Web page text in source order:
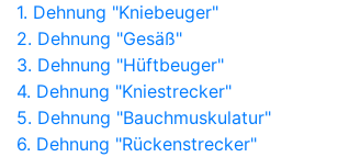
1. Dehnung "Kniebeuger"
2. Dehnung "Gesäß"
3. Dehnung "Hüftbeuger"
4. Dehnung "Kniestrecker"
5. Dehnung "Bauchmuskulatur"
6. Dehnung "Rückenstrecker"